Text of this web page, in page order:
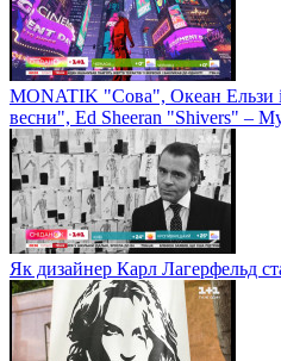
MONATIK "Сова", Океан Ельзи
весни", Ed Sheeran "Shivers" –
Як дизайнер Карл Лагерфельд